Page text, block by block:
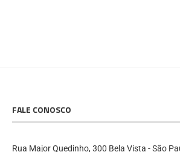
FALE CONOSCO
Rua Major Quedinho, 300 Bela Vista - São